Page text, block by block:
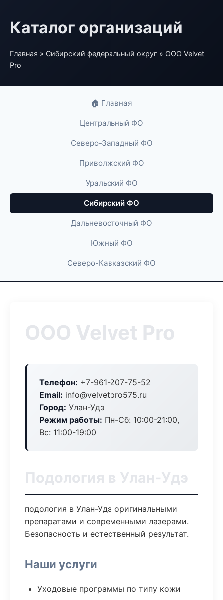
Каталог организаций
Главная » Сибирский федеральный округ » ООО Velvet
Pro
🏠 Главная
Центральный ФО
Северо-Западный ФО
Приволжский ФО
Уральский ФО
Сибирский ФО
Дальневосточный ФО
Южный ФО
Северо-Кавказский ФО
ООО Velvet Pro
Телефон: +7-961-207-75-52
Email: info@velvetpro575.ru
Город: Улан-Удэ
Режим работы: Пн-Сб: 10:00-21:00,
Вс: 11:00-19:00
Подология в Улан-Удэ
подология в Улан-Удэ оригинальными
препаратами и современными лазерами.
Безопасность и естественный результат.
Наши услуги
Уходовые программы по типу кожи